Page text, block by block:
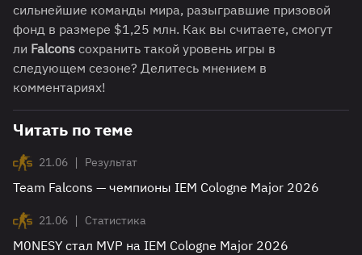
сильнейшие команды мира, разыгравшие призовой
фонд в размере $1,25 млн. Как вы считаете, смогут
ли Falcons сохранить такой уровень игры в
следующем сезоне? Делитесь мнением в
комментариях!
Читать по теме
21.06 | Результат
Team Falcons — чемпионы IEM Cologne Major 2026
21.06 | Статистика
M0NESY стал MVP на IEM Cologne Major 2026